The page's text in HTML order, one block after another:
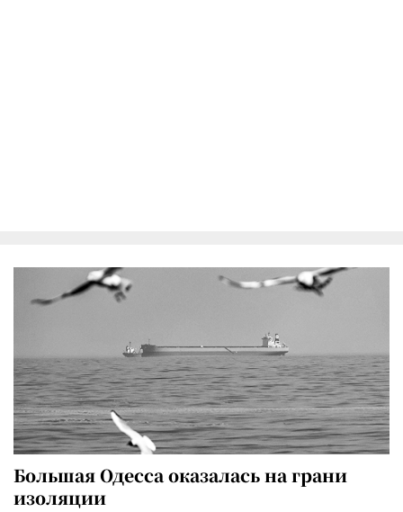
Большая Одесса оказалась на грани
изоляции